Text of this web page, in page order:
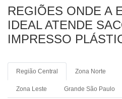
REGIÕES ONDE A
IDEAL ATENDE
IMPRESSO
Região Central Zona Norte
Zona Leste Grande São Paulo